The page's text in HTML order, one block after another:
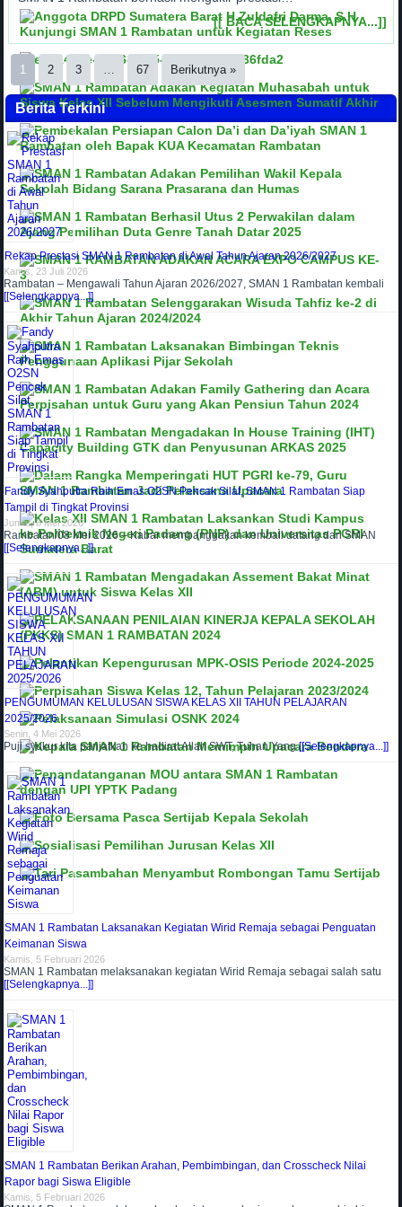
[[ BACA SELENGKAPNYA...]]
1 2 3 67 Berikutnya »
Berita Terkini
Rekap Prestasi SMAN 1 Rambatan di Awal Tahun Ajaran 2026/2027
Kamis, 23 Juli 2026
Rambatan – Mengawali Tahun Ajaran 2026/2027, SMAN 1 Rambatan kembali
[[Selengkapnya...]]
Fandy Syahputra Raih Emas O2SN Pencak Silat, SMAN 1 Rambatan Siap
Tampil di Tingkat Provinsi
Jumat, 8 Mei 2026
Rambatan/08 Mei 2026 – Kabar membanggakan kembali datang dari SMAN
[[Selengkapnya...]]
PENGUMUMAN KELULUSAN SISWA KELAS XII TAHUN PELAJARAN
2025/2026
Senin, 4 Mei 2026
Puji syukur kita panjatkan ke hadirat Allah SWT, Tuhan Yang[[Selengkapnya...]]
SMAN 1 Rambatan Laksanakan Kegiatan Wirid Remaja sebagai Penguatan
Keimanan Siswa
Kamis, 5 Februari 2026
SMAN 1 Rambatan melaksanakan kegiatan Wirid Remaja sebagai salah satu
[[Selengkapnya...]]
SMAN 1 Rambatan Berikan Arahan, Pembimbingan, dan Crosscheck Nilai
Rapor bagi Siswa Eligible
Kamis, 5 Februari 2026